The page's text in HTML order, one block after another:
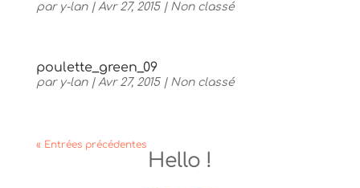
par y-lan| Avr 27, 2015| Non classé
poulette_green_09
par y-lan| Avr 27, 2015| Non classé
« Entrées précédentes
Hello !